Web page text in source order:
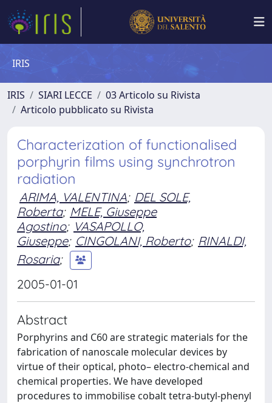
IRIS
IRIS SIARI LECCE
03 Articolo su Rivista
Articolo pubblicato su Rivista
Characterization of functionalised
porphyrin films using synchrotron
radiation
ARIMA, VALENTINA; DEL SOLE,
Roberta; MELE, Giuseppe
Agostino; VASAPOLLO,
Giuseppe; CINGOLANI, Roberto; RINALDI,
Rosaria;
2005-01-01
Abstract
Porphyrins and C60 are strategic materials for the
fabrication of nanoscale molecular devices by
virtue of their optical, photo– electro-chemical and
chemical properties. We have developed
procedures to immobilise cobalt tetra-butyl-phenyl